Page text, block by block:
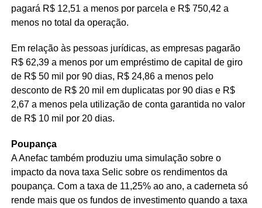
pagará R$ 12,51 a menos por parcela e R$ 750,42 a
menos no total da operação.
Em relação às pessoas jurídicas, as empresas pagarão
R$ 62,39 a menos por um empréstimo de capital de giro
de R$ 50 mil por 90 dias, R$ 24,86 a menos pelo
desconto de R$ 20 mil em duplicatas por 90 dias e R$
2,67 a menos pela utilização de conta garantida no valor
de R$ 10 mil por 20 dias.
Poupança
A Anefac também produziu uma simulação sobre o
impacto da nova taxa Selic sobre os rendimentos da
poupança. Com a taxa de 11,25% ao ano, a caderneta só
rende mais que os fundos de investimento quando a taxa